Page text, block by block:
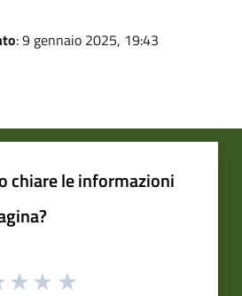
: 9 gennaio 2025, 19:43
chiare le informazioni